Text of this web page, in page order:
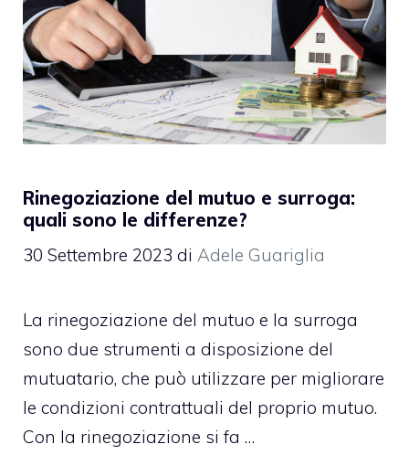
Rinegoziazione del mutuo e surroga:
quali sono le differenze?
30 Settembre 2023 di Adele Guariglia
La rinegoziazione del mutuo e la surroga
sono due strumenti a disposizione del
mutuatario, che può utilizzare per migliorare
le condizioni contrattuali del proprio mutuo.
Con la rinegoziazione si fa …